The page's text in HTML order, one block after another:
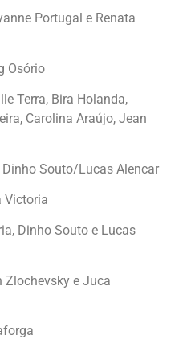
Portugal e Renata
Osório
Terra, Bira Holanda,
Carolina Araújo, Jean
Dinho Souto/Lucas Alencar
Victoria
Dinho Souto e Lucas
Zlochevsky e Juca